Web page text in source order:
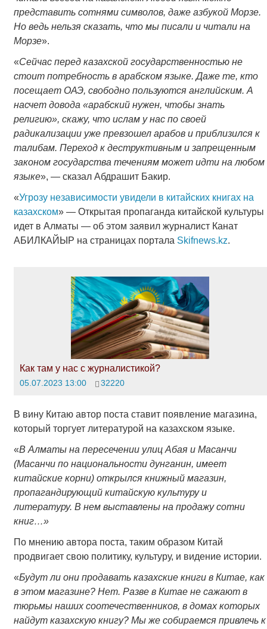
представить сотнями символов, даже азбукой Морзе.
Но ведь нельзя сказать, что мы писали и читали на
Морзе».
«Сейчас перед казахской государственностью не
стоит потребность в арабском языке. Даже те, кто
посещает ОАЭ, свободно пользуются английским. А
насчет довода «арабский нужен, чтобы знать
религию», скажу, что ислам у нас по своей
радикализации уже превзошел арабов и приблизился к
талибам. Переход к деструктивным и запрещенным
законом государства течениям может идти на любом
языке», — сказал Абдрашит Бакир.
«Угрозу независимости увидели в китайских книгах на
казахском» — Открытая пропаганда китайской культуры
идет в Алматы — об этом заявил журналист Канат
АБИЛКАЙЫР на страницах портала Skifnews.kz.
Как там у нас с журналистикой?
05.07.2023 13:00 32220
В вину Китаю автор поста ставит появление магазина,
который торгует литературой на казахском языке.
«В Алматы на пересечении улиц Абая и Масанчи
(Масанчи по национальности дунганин, имеет
китайские корни) открылся книжный магазин,
пропагандирующий китайскую культуру и
литературу. В нем выставлены на продажу сотни
книг…»
По мнению автора поста, таким образом Китай
продвигает свою политику, культуру, и видение истории.
«Будут ли они продавать казахские книги в Китае, как
в этом магазине? Нет. Разве в Китае не сажают в
тюрьмы наших соотечественников, в домах которых
найдут казахскую книгу? Мы же собираемся привлечь к